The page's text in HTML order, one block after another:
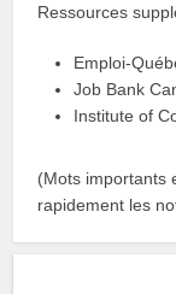
Ressources
Job Bank
Institute of
(Mots importants
rapidement les